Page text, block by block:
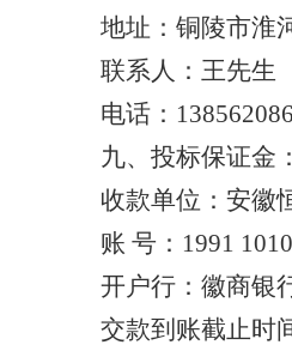
地址：铜陵市淮
联系人：王先生
电话：
九、投标保证金
收款单位：安徽
账 号：1991 1010
开户行：徽商银
交款到账截止时